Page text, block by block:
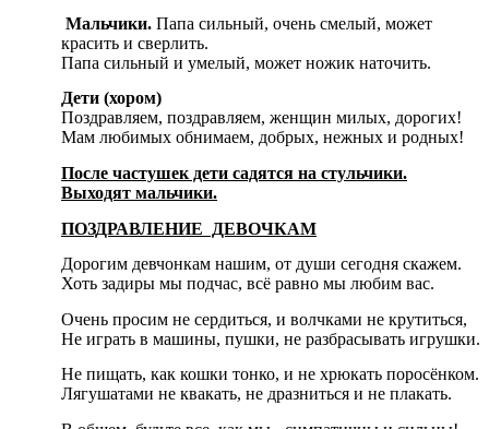
Мальчики. Папа сильный, очень смелый, может
красить и сверлить.
Папа сильный и умелый, может ножик наточить.
Дети (хором)
Поздравляем, поздравляем, женщин милых, дорогих!
Мам любимых обнимаем, добрых, нежных и родных!
После частушек дети садятся на стульчики.
Выходят мальчики.
ПОЗДРАВЛЕНИЕ ДЕВОЧКАМ
Дорогим девчонкам нашим, от души сегодня скажем.
Хоть задиры мы подчас, всё равно мы любим вас.
Очень просим не сердиться, и волчками не крутиться,
Не играть в машины, пушки, не разбрасывать игрушки.
Не пищать, как кошки тонко, и не хрюкать поросёнком.
Лягушатами не квакать, не дразниться и не плакать.